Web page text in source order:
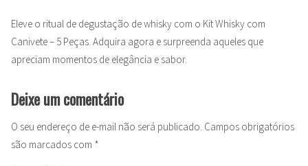
Eleve o ritual de degustação de whisky com o Kit Whisky com
Canivete – 5 Peças. Adquira agora e surpreenda aqueles que
apreciam momentos de elegância e sabor.
Deixe um comentário
O seu endereço de e-mail não será publicado. Campos obrigatórios
são marcados com *